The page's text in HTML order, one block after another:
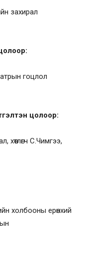
захирал
гоцлол
цолоор:
хөтлөгч С.Чимгээ,
холбооны ерөнхий